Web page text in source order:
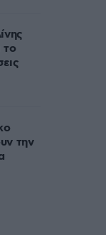
το
την